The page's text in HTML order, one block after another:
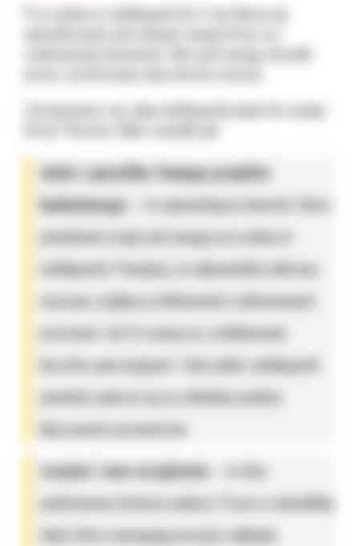
Przy wyborze minikoparki do 3 ton kieruj się
specyficznymi potrzebami swojej firmy czy
realizowanej inwestycji. Weź pod uwagę warunki
Zastanawiasz się, jaką minikoparkę kupić do swojej
skala i specyfika Twojego projektu
budowlanego – to najważniejsze kwestie, które
powinieneś wziąć pod uwagę przy wyborze
minikoparki. Pamiętaj, że odpowiednio dobrana
maszyna zwiększy efektywność realizowanych
procesów i da Ci szansę na zredukowanie
kosztów operacyjnych. Twój wybór minikoparki
powinien opierać się na chłodnej analizie
kluczowych parametrów;
rozmiar i moc urządzenia– to dwa
podstawowe kryteria wyboru. Prace w niewielkiej
skali, które wymagają precyzji, najlepiej